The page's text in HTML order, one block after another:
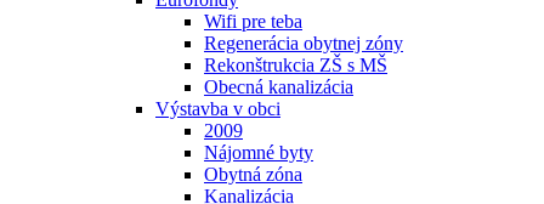
Wifi pre teba
Regenerácia obytnej zóny
Rekonštrukcia ZŠ s MŠ
Obecná kanalizácia
Výstavba v obci
2009
Nájomné byty
Obytná zóna
Kanalizácia